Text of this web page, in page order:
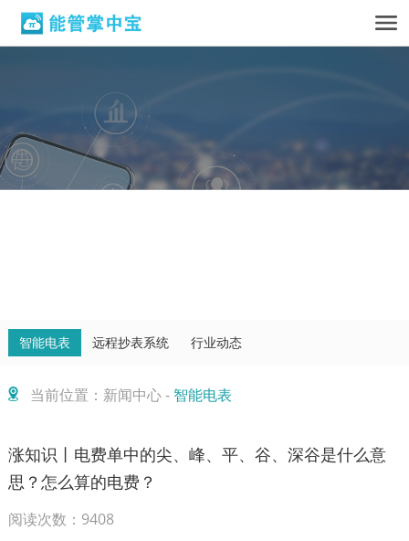
智能电表 远程抄表系统 行业动态
当前位置：新闻中心 - 智能电表
涨知识丨电费单中的尖、峰、平、谷、深谷是什么意
思？怎么算的电费？
阅读次数：9408